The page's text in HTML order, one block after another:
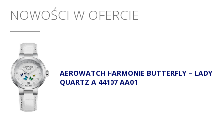
NOWOŚCI W OFERCIE
AEROWATCH HARMONIE BUTTERFLY – LADY
QUARTZ A 44107 AA01